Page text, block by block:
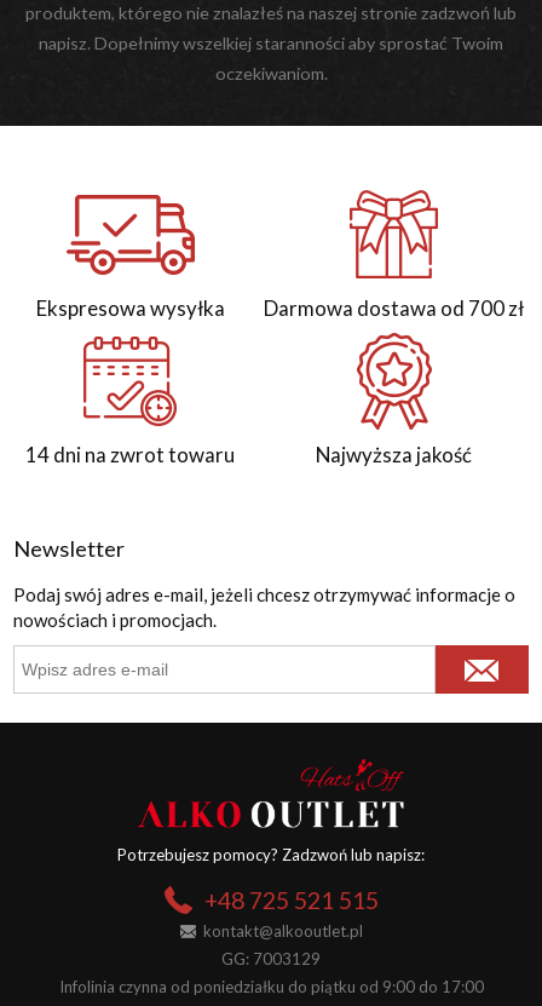
produktem, którego nie znalazłeś na naszej stronie zadzwoń lub
napisz. Dopełnimy wszelkiej staranności aby sprostać Twoim
oczekiwaniom.
Ekspresowa wysyłka Darmowa dostawa od 700 zł
14 dni na zwrot towaru Najwyższa jakość
Newsletter
Podaj swój adres e-mail, jeżeli chcesz otrzymywać informacje o
nowościach i promocjach.
Potrzebujesz pomocy? Zadzwoń lub napisz:
+48 725 521 515
kontakt@alkooutlet.pl
GG: 7003129
Infolinia czynna od poniedziałku do piątku od 9:00 do 17:00